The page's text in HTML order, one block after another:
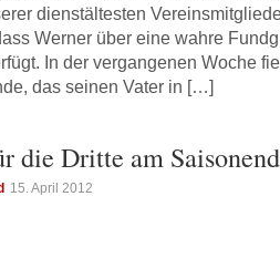
dienstältesten
Werner über eine wahre
In der vergangenen Woche
das seinen Vater in […]
die Dritte am
15. April 2012